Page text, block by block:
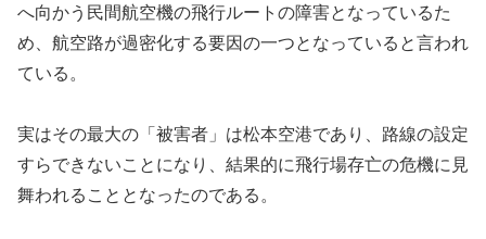
へ向かう民間航空機の飛行ルートの障害となっているた
め、航空路が過密化する要因の一つとなっていると言われ
ている。
実はその最大の「被害者」は松本空港であり、路線の設定
すらできないことになり、結果的に飛行場存亡の危機に見
舞われることとなったのである。